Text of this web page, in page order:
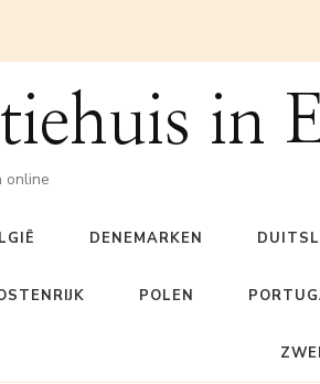
in
online
DENEMARKEN
POLEN